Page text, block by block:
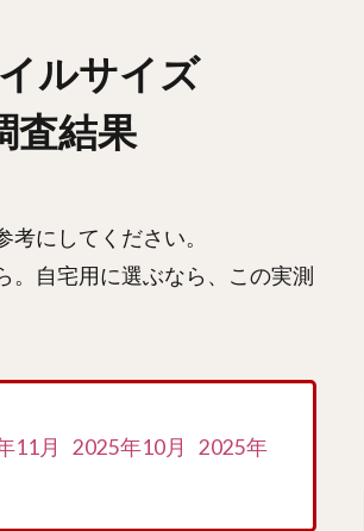
ルサイズ
査結果
にしてください。
。自宅用に選ぶなら、この実測
11月 2025年10月
2025年